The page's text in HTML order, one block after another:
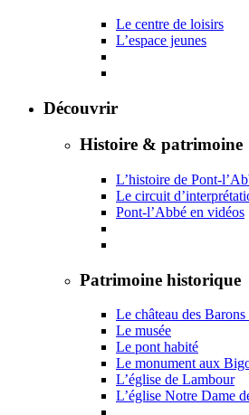
Le centre de loisirs
L’espace jeunes
Découvrir
Histoire & patrimoine
L’histoire de Pont-
Le circuit
Pont-l’Abbé en vidéos
Patrimoine historique
Le château des
Le musée
Le pont habité
Le monument aux
L’église de Lambour
L’église Notre Dame